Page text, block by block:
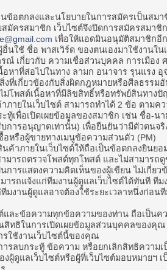
อตกลงและนโยบายในการสมัครเป็นสมา
สมัครสมาชิก เว็บไซต์จึงปิดการสมัครสม
เพื่อให้แอดมินอนุมัติสมาชิกอี
นใช้ ชื่อ พาสเวิร์ด ของตนเองมาใช้งานใน
ณ์ เกี่ยวกับ ความเชื่อส่วนบุคคล การเมือง
หาที่ส่อไปในทาง ลามก อนาจาร รุนแรง อุ
ที่เกี่ยวข้องกับสิ่งผิดกฎหมายหรือศีลธรร
โพสต์เนื้อหาที่มีลิขสิทธิ์หรือทรัพย์สินทาง
ายในเว็บไซต์ สามารถทำได้ 2 ข้อ ตามค
เพื่อเปิดเผยข้อมูลของสมาชิก เช่น ชื่อ-น
การอนุญาตเท่านั้น) เพื่อยืนยันว่ามีตัวตนจริ
หรือผู้ขายทางเมนูข้อความส่วนตัว (PM)
าภายในเว็บไซต์ให้ถือเป็นข้อตกลงยินยอ
มารถตรวจโพสต์ทุกโพสต์ และไม่สามาร
ารแสดงความคิดเห็นของผู้เขียน ไม่เกี่ย
ารถแจ้งแก่ทีมงานผู้ดูแลเว็บไซต์ได้ทันที
ทีมงานผู้ดูแลอาจต้องใช้ระยะเวลาหนึ่งก่
ละข้อความทุกข้อความของท่าน ถือเป็นค
สิทธิในการเปิดเผยข้อมูลส่วนบุคคลของคุ
รใช้งานเว็บไซต์นี้ของคุณ
รลบกระทู้ ข้อความ หรือยกเลิกสิทธิความ
ผู้ดูแลเว็บไซต์หรือผู้ที่เว็บไซต์มอบหมายฯ